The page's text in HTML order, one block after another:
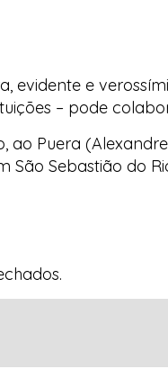
evidente e
– pode
ao Puera
São Sebastião do